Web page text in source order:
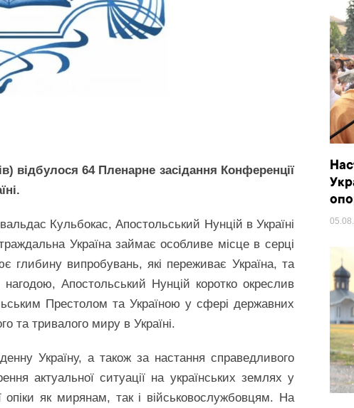
відбулося 64 Пленарне засідання Конференції
Кульбокас, Апостольський Нунцій в Україні
Україна займає особливе місце в серці
випробувань, які переживає Україна, та
Апостольський Нунцій коротко окреслив
Престолом та Україною у сфері державних
та тривалого миру в Україні.
Україну, а також за настання справедливого
актуальної ситуації на українських землях у
опіки як мирянам, так і військовослужбовцям. На